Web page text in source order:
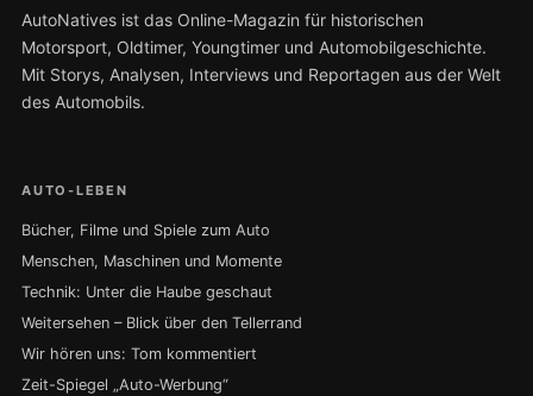
AutoNatives ist das Online-Magazin für historischen
Motorsport, Oldtimer, Youngtimer und Automobilgeschichte.
Mit Storys, Analysen, Interviews und Reportagen aus der Welt
des Automobils.
AUTO-LEBEN
Bücher, Filme und Spiele zum Auto
Menschen, Maschinen und Momente
Technik: Unter die Haube geschaut
Weitersehen – Blick über den Tellerrand
Wir hören uns: Tom kommentiert
Zeit-Spiegel „Auto-Werbung“